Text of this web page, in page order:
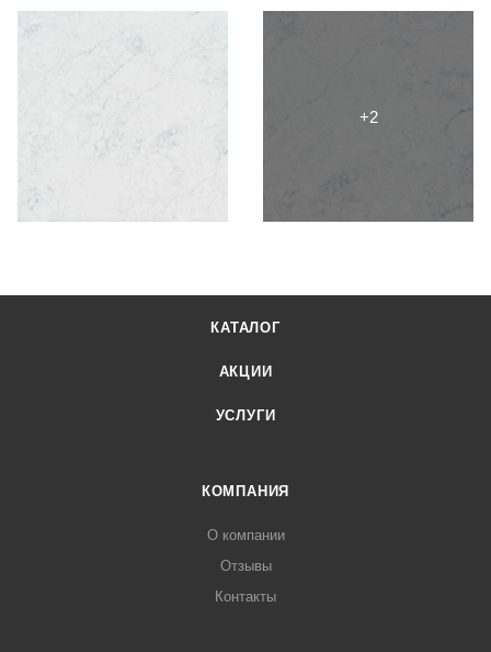
КАТАЛОГ
АКЦИИ
УСЛУГИ
КОМПАНИЯ
О компании
Отзывы
Контакты